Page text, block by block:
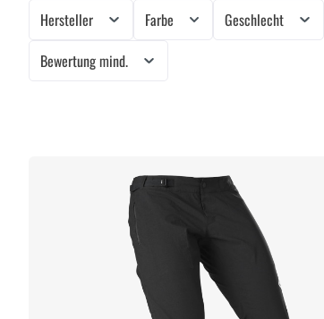
Hersteller Farbe Geschlecht
Bewertung mind.